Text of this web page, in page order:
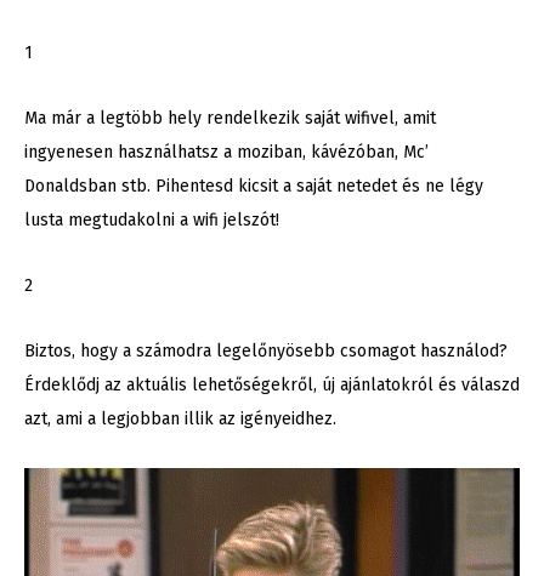
1
Ma már a legtöbb hely rendelkezik saját wifivel, amit
ingyenesen használhatsz a moziban, kávézóban, Mc’
Donaldsban stb. Pihentesd kicsit a saját netedet és ne légy
lusta megtudakolni a wifi jelszót!
2
Biztos, hogy a számodra legelőnyösebb csomagot használod?
Érdeklődj az aktuális lehetőségekről, új ajánlatokról és válaszd
azt, ami a legjobban illik az igényeidhez.